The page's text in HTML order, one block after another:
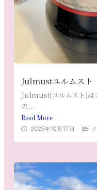
Julmustユルムスト
Julmust(ユルムスト)は
の...
Read More
2025年10月17日